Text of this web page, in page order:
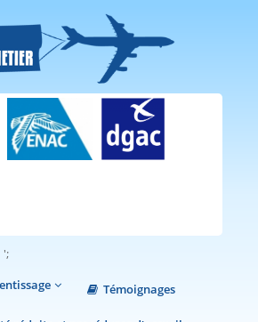
Témoignages
';